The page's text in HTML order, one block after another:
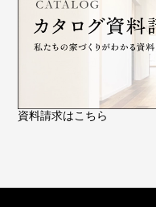
資料請求はこちら